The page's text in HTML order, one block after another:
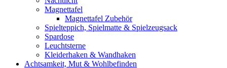
Magnettafel
Magnettafel Zubehör
Spielteppich, Spielmatte & Spielzeugsack
Spardose
Leuchtsterne
Kleiderhaken & Wandhaken
Achtsamkeit, Mut & Wohlbefinden